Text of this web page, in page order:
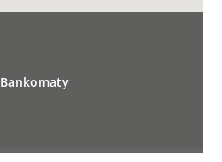
Bankomaty